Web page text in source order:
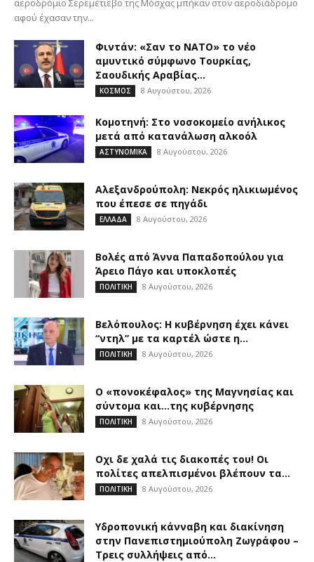
αφού έχασαν την...
Φιντάν: «Σαν το ΝΑΤΟ» το νέο
αμυντικό σύμφωνο Τουρκίας,
Σαουδικής Αραβίας...
ΚΟΣΜΟΣ 8 Αυγούστου, 2026
Κομοτηνή: Στο νοσοκομείο ανήλικος
μετά από κατανάλωση αλκοόλ
ΑΣΤΥΝΟΜΙΚΑ 8 Αυγούστου, 2026
Αλεξανδρούπολη: Νεκρός ηλικιωμένος
που έπεσε σε πηγάδι
ΕΛΛΑΔΑ 8 Αυγούστου, 2026
Βολές από Άννα Παπαδοπούλου για
Άρειο Πάγο και υποκλοπές
ΠΟΛΙΤΙΚΗ 8 Αυγούστου, 2026
Βελόπουλος: Η κυβέρνηση έχει κάνει
“ντηλ” με τα καρτέλ ώστε η...
ΠΟΛΙΤΙΚΗ 8 Αυγούστου, 2026
Ο «πονοκέφαλος» της Μαγνησίας και
σύντομα και…της κυβέρνησης
ΠΟΛΙΤΙΚΗ 8 Αυγούστου, 2026
Οχι δε χαλά τις διακοπές του! Οι
πολίτες απελπισμένοι βλέπουν τα...
ΠΟΛΙΤΙΚΗ 8 Αυγούστου, 2026
Υδροπονική κάνναβη και διακίνηση
στην Πανεπιστημιούπολη Ζωγράφου –
Τρεις συλλήψεις από...